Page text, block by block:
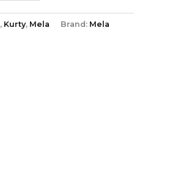
, Kurty, Mela Brand: Mela